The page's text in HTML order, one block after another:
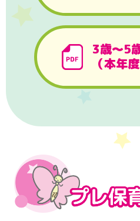
3歳〜5
（本年度